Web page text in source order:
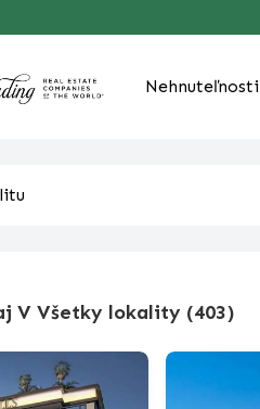
Nehnuteľnosti
V Všetky lokality (403)